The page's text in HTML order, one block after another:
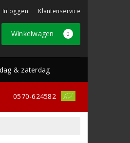
Inloggen Klantenservice
Winkelwagen 0
& zaterdag
0570-624582